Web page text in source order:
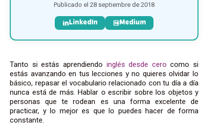
Publicado el 28 septiembre de 2018
LinkedIn Medium
Tanto si estás aprendiendo inglés desde cero como si
estás avanzando en tus lecciones y no quieres olvidar lo
básico, repasar el vocabulario relacionado con tu día a día
nunca está de más. Hablar o escribir sobre los objetos y
personas que te rodean es una forma excelente de
practicar, y lo mejor es que lo puedes hacer de forma
constante.